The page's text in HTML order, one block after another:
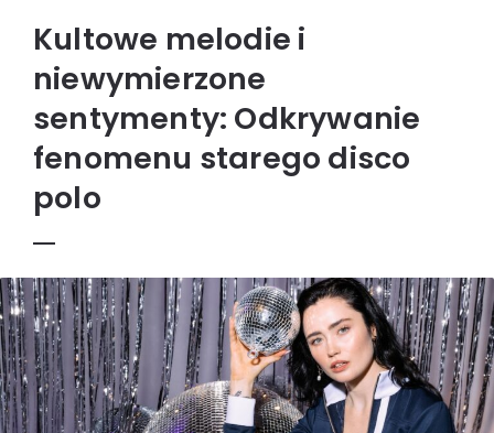
Kultowe melodie i
niewymierzone
sentymenty: Odkrywanie
fenomenu starego disco
polo